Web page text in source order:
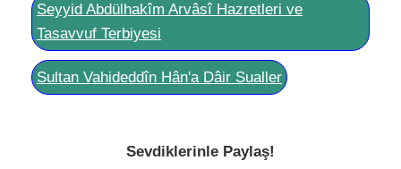
Seyyid Abdülhakîm Arvâsî Hazretleri ve
Tasavvuf Terbiyesi
Sultan Vahideddîn Hân'a Dâir Sualler
Sevdiklerinle Paylaş!